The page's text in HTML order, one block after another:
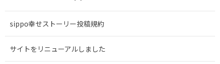
sippo幸せストーリー投稿規約
サイトをリニューアルしました